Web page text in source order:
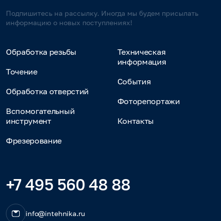
Подпишитесь на рассылку. Иногда мы будем присылать
информацию о новых поступлениях!
Обработка резьбы
Точение
Обработка отверстий
Вспомогательный
инструмент
Фрезерование
Техническая
информация
События
Фоторепортажи
Контакты
+7 495 560 48 88
info@intehnika.ru